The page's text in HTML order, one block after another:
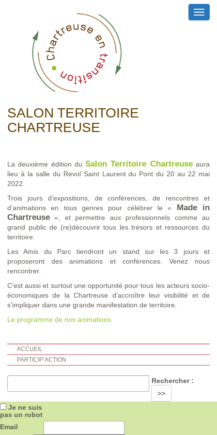
SALON TERRITOIRE
CHARTREUSE
La deuxième édition duSalon Territoire Chartreuseaura
lieu à la salle du Revol Saint Laurent du Pont du 20 au 22 mai
2022.
Trois jours d’expositions, de conférences, de rencontres et
d’animations en tous genres pour célébrer le « Made in
Chartreuse », et permettre aux professionnels comme au
grand public de (re)découvrir tous les trésors et ressources du
territoire.
Les Amis du Parc tiendront un stand sur les 3 jours et
proposeront des animations et conférences. Venez nous
rencontrer.
C’est aussi et surtout une opportunité pour tous les acteurs socio-
économiques de la Chartreuse d’accroître leur visibilité et de
s’impliquer dans une grande manifestation de territoire.
Le programme de nos animations
ACCUEIL
PARTICIP’ACTION
Rechercher :
>>
Je ne suis
pas un robot
Email